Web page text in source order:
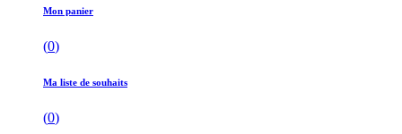
Mon panier
(0)
Ma liste de souhaits
(0)